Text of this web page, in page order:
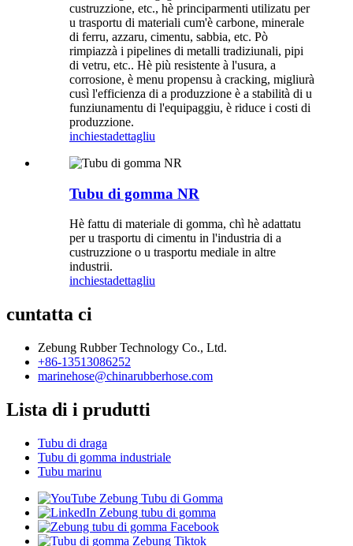
custruzzione, etc., hè principarmenti utilizatu per
u trasportu di materiali cum'è carbone, minerale
di ferru, azzaru, cimentu, sabbia, etc. Pò
rimpiazzà i pipelines di metalli tradiziunali, pipi
di vetru, etc.. Hè più resistente à l'usura, a
corrosione, è menu propensu à cracking, migliurà
cusì l'efficienza di a produzzione è a stabilità di u
funziunamentu di l'equipaggiu, è riduce i costi di
produzzione.
inchiestadettagliu
Tubu di gomma NR
Hè fattu di materiale di gomma, chì hè adattatu
per u trasportu di cimentu in l'industria di a
custruzzione o u trasportu mediale in altre
industrii.
inchiestadettagliu
cuntatta ci
Zebung Rubber Technology Co., Ltd.
+86-13513086252
marinehose@chinarubberhose.com
Lista di i prudutti
Tubu di draga
Tubu di gomma industriale
Tubu marinu